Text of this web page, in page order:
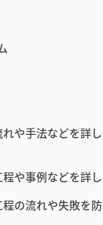
や手法などを詳
や事例などを詳
の流れや失敗を